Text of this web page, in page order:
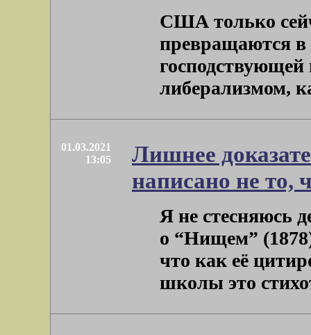
США только
превращаются в
господствующей
либерализмом,
01.03.2021
13:05
Лишнее
написано не то,
Я не стесняюсь
о “Нищем”
что как её
школы это